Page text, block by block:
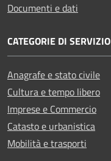
Documenti e dati
CATEGORIE DI SERVIZIO
Anagrafe e stato civile
Cultura e tempo libero
Imprese e Commercio
Catasto e urbanistica
Mobilità e trasporti